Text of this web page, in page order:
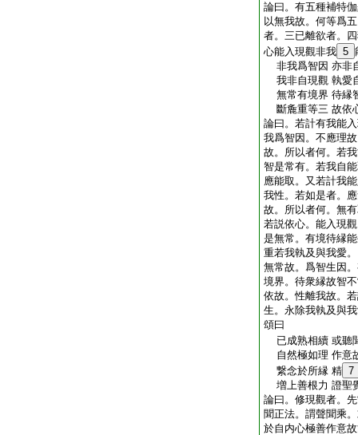
論曰。有五種補特
以無我故。何等爲
者。三已離欲者。
心能入現觀非我 5
非我爲智因 亦非
我非自現觀 執愛
無常有境界 待縁
斷麁重等三 故依
論曰。若計有我能
我爲智因。不應理
故。所以者何。若
智是常有。若我自
應能取。又若計我
我性。若如是者。
故。所以者何。無
若説依心。能入現
是無常。有境待縁
重若我執及與我愛
無常故。爲智生因
境界。待衆縁故智
依故。性離我故。
生。永除我執及與
頌曰
已成熟相續 或聽
自然極如理 作意
繋念於所縁 精 7
増上善根力 證聖
論曰。修現觀者。
聞正法。謂聲聞乘
於自内心極善作意